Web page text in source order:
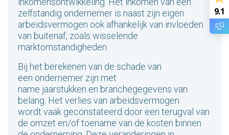
zelfstandig ondernemer is naast zijn eigen
arbeidsvermogen ook afhankelijk van invloeden
van buitenaf, zoals wisselende
marktomstandigheden.
Bij het berekenen van de schade van
een ondernemer zijn met
name jaarstukken en branchegegevens van
belang . Het verlies van arbeidsvermogen
wordt vaak geconstateerd door een terugval van
de omzet en/of toename van de kosten binnen
9.1